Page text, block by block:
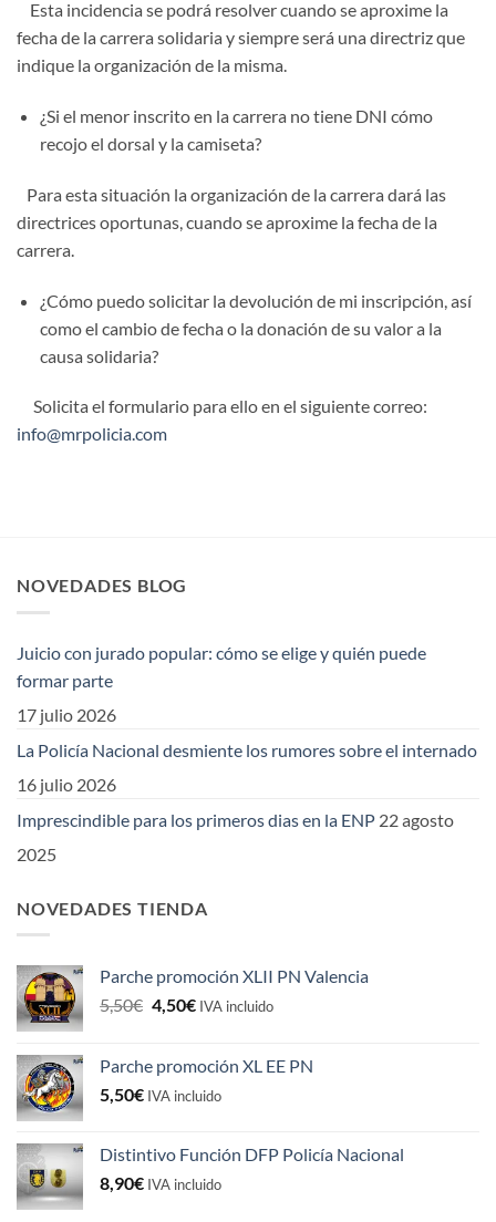
Esta incidencia se podrá resolver cuando se aproxime la
fecha de la carrera solidaria y siempre será una directriz que
indique la organización de la misma.
¿Si el menor inscrito en la carrera no tiene DNI cómo
recojo el dorsal y la camiseta?
Para esta situación la organización de la carrera dará las
directrices oportunas, cuando se aproxime la fecha de la
carrera.
¿Cómo puedo solicitar la devolución de mi inscripción, así
como el cambio de fecha o la donación de su valor a la
causa solidaria?
Solicita el formulario para ello en el siguiente correo:
info@mrpolicia.com
NOVEDADES BLOG
Juicio con jurado popular: cómo se elige y quién puede
formar parte
17 julio 2026
La Policía Nacional desmiente los rumores sobre el internado
16 julio 2026
Imprescindible para los primeros dias en la ENP 22 agosto
2025
NOVEDADES TIENDA
Parche promoción XLII PN Valencia
5,50€ El
era:
5,50€.
4,50€El
es:
4,50€.
IVA incluido
Parche promoción XL EE PN
5,50€ IVA incluido
Distintivo Función DFP Policía Nacional
8,90€ IVA incluido